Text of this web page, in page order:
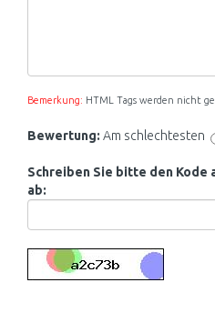
Bemerkung: HTML Tags werden nicht
Bewertung: Am schlechtesten
Schreiben Sie bitte den Kode
ab: